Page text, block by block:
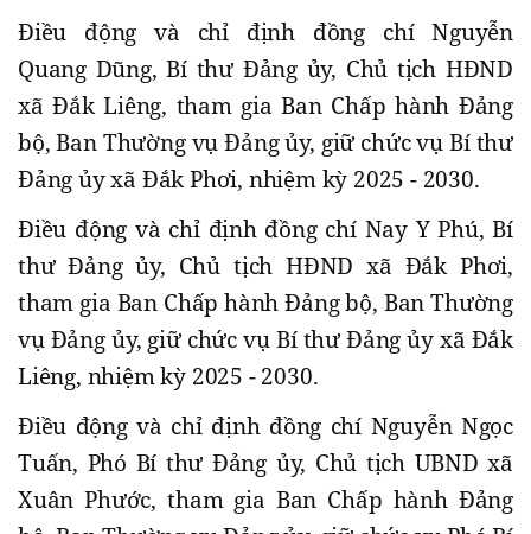
Điều động và chỉ định đồng chí Nguyễn
Quang Dũng, Bí thư Đảng ủy, Chủ tịch HĐND
xã Đắk Liêng, tham gia Ban Chấp hành Đảng
bộ, Ban Thường vụ Đảng ủy, giữ chức vụ Bí thư
Đảng ủy xã Đắk Phơi, nhiệm kỳ 2025 - 2030.
Điều động và chỉ định đồng chí Nay Y Phú, Bí
thư Đảng ủy, Chủ tịch HĐND xã Đắk Phơi,
tham gia Ban Chấp hành Đảng bộ, Ban Thường
vụ Đảng ủy, giữ chức vụ Bí thư Đảng ủy xã Đắk
Liêng, nhiệm kỳ 2025 - 2030.
Điều động và chỉ định đồng chí Nguyễn Ngọc
Tuấn, Phó Bí thư Đảng ủy, Chủ tịch UBND xã
Xuân Phước, tham gia Ban Chấp hành Đảng